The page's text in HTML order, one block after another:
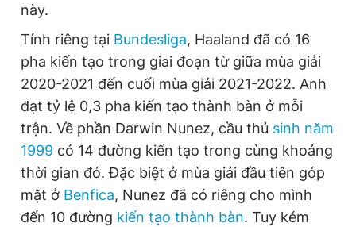
này.
Tính riêng tại Bundesliga, Haaland đã có 16
pha kiến tạo trong giai đoạn từ giữa mùa giải
2020-2021 đến cuối mùa giải 2021-2022. Anh
đạt tỷ lệ 0,3 pha kiến tạo thành bàn ở mỗi
trận. Về phần Darwin Nunez, cầu thủ sinh năm
1999 có 14 đường kiến tạo trong cùng khoảng
thời gian đó. Đặc biệt ở mùa giải đầu tiên góp
mặt ở Benfica, Nunez đã có riêng cho mình
đến 10 đường kiến tạo thành bàn. Tuy kém